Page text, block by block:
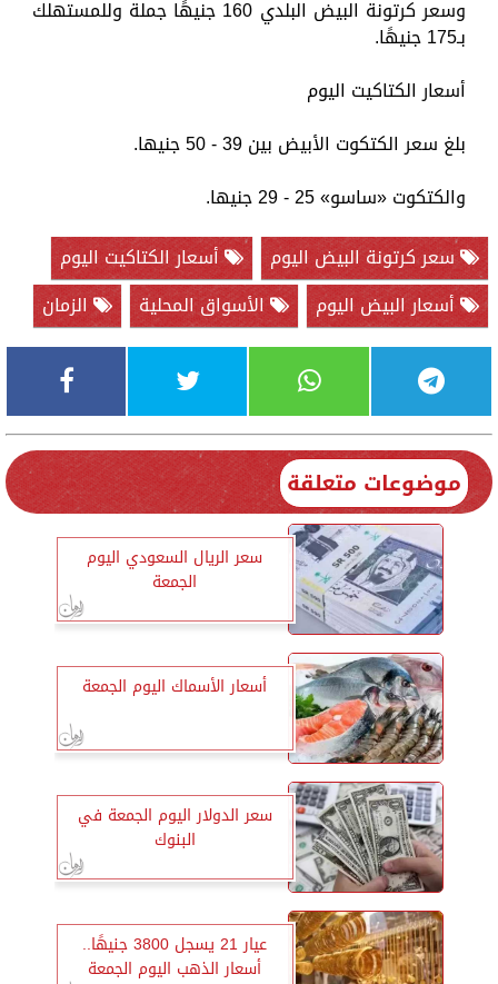
وسعر كرتونة البيض البلدي 160 جنيهًا جملة وللمستهلك
بـ175 جنيهًا.
أسعار الكتاكيت اليوم
بلغ سعر الكتكوت الأبيض بين 39 - 50 جنيها.
والكتكوت «ساسو» 25 - 29 جنيها.
سعر كرتونة البيض اليوم
أسعار الكتاكيت اليوم
أسعار البيض اليوم
الأسواق المحلية الزمان
موضوعات متعلقة
سعر الريال السعودي اليوم
الجمعة
أسعار الأسماك اليوم الجمعة
سعر الدولار اليوم الجمعة في
البنوك
عيار 21 يسجل 3800 جنيهًا..
أسعار الذهب اليوم الجمعة